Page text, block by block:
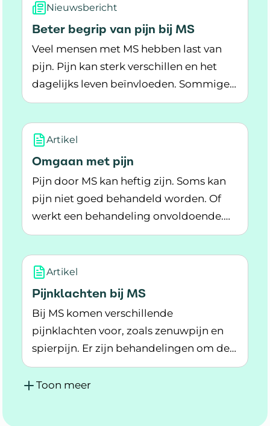
Nieuwsbericht
Beter begrip van pijn bij MS
Veel mensen met MS hebben last van
pijn. Pijn kan sterk verschillen en het
dagelijks leven beïnvloeden. Sommige
mensen hebben meerdere soorten pijn
welke soorten pijn het meest
voorkomen en wat dit betekent voor het
dagelijks leven van mensen met MS.
Lees meer over Beter begrip van pijn bij MS
Artikel
Omgaan met pijn
Pijn door MS kan heftig zijn. Soms kan
pijn niet goed behandeld worden. Of
werkt een behandeling onvoldoende.
Dan moet je leren omgaan met pijn.
Lees meer over Omgaan met pijn
Artikel
Pijnklachten bij MS
Bij MS komen verschillende
pijnklachten voor, zoals zenuwpijn en
spierpijn. Er zijn behandelingen om de
klachten te verminderen.
Lees meer over Pijnklachten bij MS
Toon meer